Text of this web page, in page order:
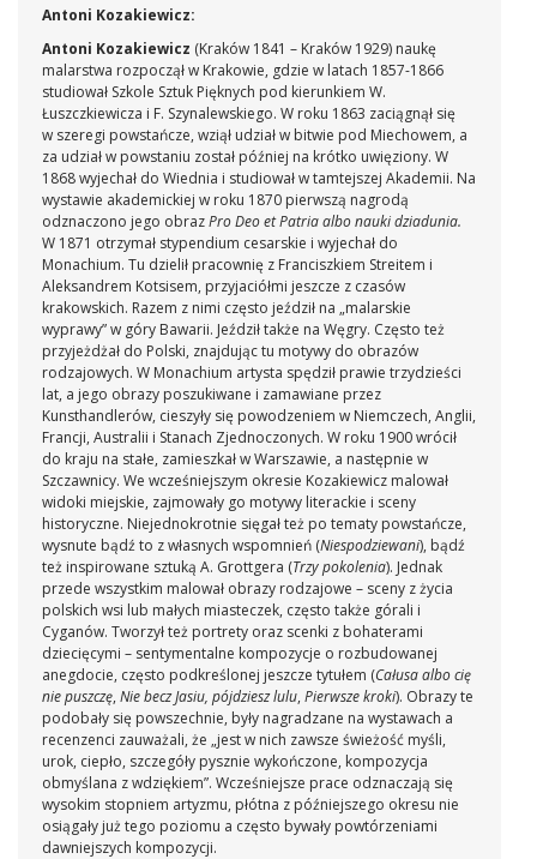
ister sowie der deutschen Kunstschulen in Glaspalaste zu
jako Dudelsackpfeifer ); - Catalogue general Exposition
Universelle des Beaux-Arts 1885, Section autrichien-ne,
Anvers 1885, s. 10, nr kat. 59 (wystawiony jako Rue de village
en Gallicie; wła-sność arcyksięcia Karola Ludwika); - "Tygodnik
Powszechny" 1877, II półrocze, il. na s. 532; - "Kł
Antoni Kozakiewicz:
Antoni Kozakiewicz (Kraków 1841 – Kraków 1929) naukę
malarstwa rozpoczął w Krakowie, gdzie w latach 1857-1866
studiował Szkole Sztuk Pięknych pod kierunkiem W.
Łuszczkiewicza i F. Szynalewskiego. W roku 1863 zaciągnął się
w szeregi powstańcze, wziął udział w bitwie pod Miechowem, a
za udział w powstaniu został później na krótko uwięziony. W
1868 wyjechał do Wiednia i studiował w tamtejszej Akademii. Na
wystawie akademickiej w roku 1870 pierwszą nagrodą
odznaczono jego obrazPro Deo et Patria albo nauki dziadunia.
W 1871 otrzymał stypendium cesarskie i wyjechał do
Monachium. Tu dzielił pracownię z Franciszkiem Streitem i
Aleksandrem Kotsisem, przyjaciółmi jeszcze z czasów
krakowskich. Razem z nimi często jeździł na „malarskie
wyprawy” w góry Bawarii. Jeździł także na Węgry. Często też
przyjeżdżał do Polski, znajdując tu motywy do obrazów
rodzajowych. W Monachium artysta spędził prawie trzydzieści
lat, a jego obrazy poszukiwane i zamawiane przez
Kunsthandlerów, cieszyły się powodzeniem w Niemczech, Anglii,
Francji, Australii i Stanach Zjednoczonych. W roku 1900 wrócił
do kraju na stałe, zamieszkał w Warszawie, a następnie w
Szczawnicy. We wcześniejszym okresie Kozakiewicz malował
widoki miejskie, zajmowały go motywy literackie i sceny
historyczne. Niejednokrotnie sięgał też po tematy powstańcze,
wysnute bądź to z własnych wspomnień (Niespodziewani), bądź
też inspirowane sztuką A. Grottgera (Trzy pokolenia). Jednak
przede wszystkim malował obrazy rodzajowe – sceny z życia
polskich wsi lub małych miasteczek, często także górali i
Cyganów. Tworzył też portrety oraz scenki z bohaterami
dziecięcymi – sentymentalne kompozycje o rozbudowanej
anegdocie, często podkreślonej jeszcze tytułem (Całusa albo cię
nie puszczę, Nie becz Jasiu, pójdziesz lulu, Pierwsze kroki). Obrazy te
podobały się powszechnie, były nagradzane na wystawach a
recenzenci zauważali, że „jest w nich zawsze świeżość myśli,
urok, ciepło, szczegóły pysznie wykończone, kompozycja
obmyślana z wdziękiem”. Wcześniejsze prace odznaczają się
wysokim stopniem artyzmu, płótna z późniejszego okresu nie
osiągały już tego poziomu a często bywały powtórzeniami
dawniejszych kompozycji.